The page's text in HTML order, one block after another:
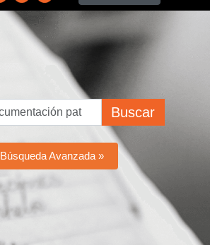
Buscar
Búsqueda Avanzada »